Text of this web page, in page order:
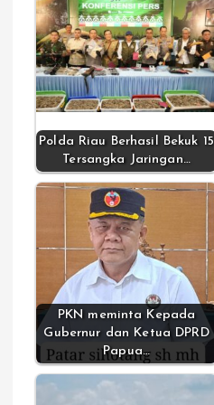
Polda Riau Berhasil Bekuk 15
Tersangka Jaringan…
PKN meminta Kepada
Gubernur dan Ketua DPRD
Papua…